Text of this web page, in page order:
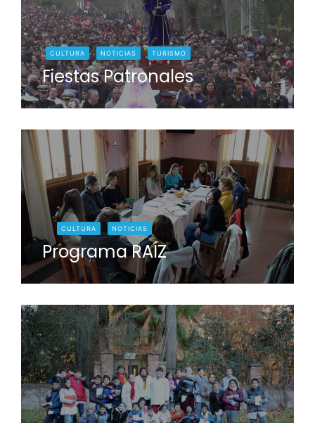
CULTURA NOTICIAS TURISMO
Fiestas Patronales
CULTURA NOTICIAS
Programa RAÍZ